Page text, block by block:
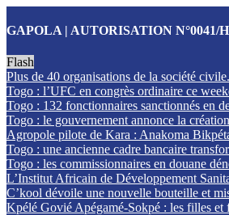
GAPOLA | AUTORISATION N°0041/
Flash
Plus de 40 organisations de la société
Togo : l’UFC en congrès ordinaire ce
Togo : 132 fonctionnaires sanctionnés en
Togo : le gouvernement annonce la
Agropole pilote de Kara : Anakoma
Togo : une ancienne cadre bancaire
Togo : les commissionnaires en douane
L’Institut Africain de Développement
C’kool dévoile une nouvelle bouteille et
Kpélé Govié Apégamé-Sokpé : les filles et